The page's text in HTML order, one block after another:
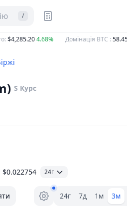
/
$4,285.204.68% Домінація BTC:58.45%
S Курс
$0.022754 24г
Вибір діапазону.
24г 7д 1м 3м